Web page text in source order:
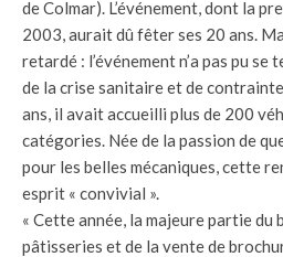
de Colmar). L’événement, dont la
2003, aurait dû fêter ses 20 ans.
retardé : l’événement n’a pas pu
de la crise sanitaire et de
ans, il avait accueilli plus de 200
catégories. Née de la passion de
pour les belles mécaniques, cette
esprit « convivial ».
« Cette année, la majeure partie du
pâtisseries et de la vente de